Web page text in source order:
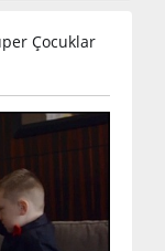
Çocuklar